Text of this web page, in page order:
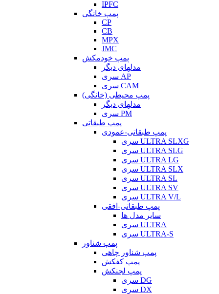
IPFC
پمپ خانگی
CP
CB
MPX
JMC
پمپ خودمکش
مدلهای دیگر
سری AP
سری CAM
پمپ محیطی (خانگی)
مدلهای دیگر
سری PM
پمپ طبقاتی
پمپ طبقاتی-عمودی
سری ULTRA SLXG
سری ULTRA SLG
سری ULTRA LG
سری ULTRA SLX
سری ULTRA SL
سری ULTRA SV
سری ULTRA V/L
پمپ طبقاتی-افقی
سایر مدل ها
سری ULTRA
سری ULTRA-S
پمپ شناور
پمپ شناور چاهی
پمپ کفکش
پمپ لجنکش
سری DG
سری DX